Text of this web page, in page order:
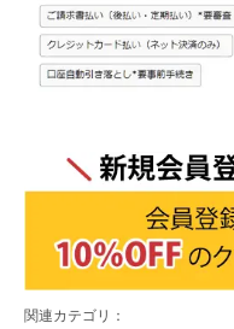
関連カテゴリ：